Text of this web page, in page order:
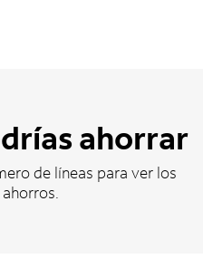
ahorrar
de líneas para ver los